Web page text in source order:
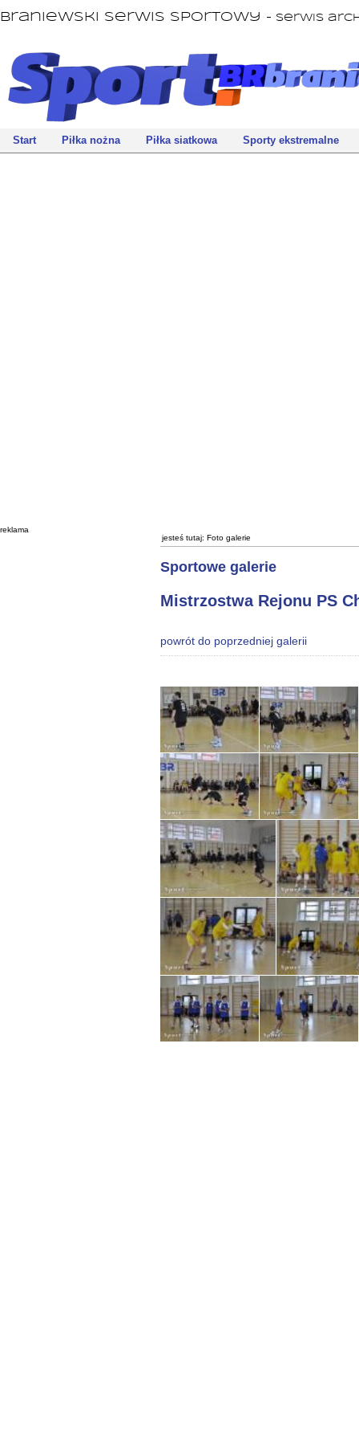
Braniewski Serwis Sportowy - serwis
Start Piłka nożna Piłka siatkowa Sporty ekstremalne
reklama
jesteś tutaj: Foto galerie
Sportowe galerie
Mistrzostwa Rejonu PS
powrót do poprzedniej galerii